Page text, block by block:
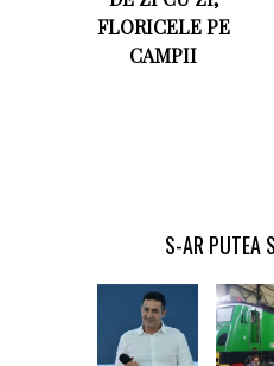
FLORICELE PE
CAMPII
S-AR PUTEA